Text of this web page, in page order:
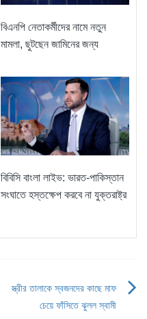
বিএনপি নেতাকর্মীদের নামে নতুন
মামলা, ছুটছেন জামিনের জন্য
বিবিসি বাংলা লাইভ: ভারত-পাকিস্তান
সংঘাতে হস্তক্ষেপ করবে না যুক্তরাষ্ট্র
স্ত্রীর তালাকে স্বজনদের কাছে মাফ
চেয়ে ফাঁসিতে ঝুলল স্বামী